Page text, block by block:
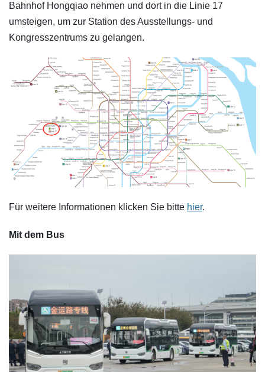
Bahnhof Hongqiao nehmen und dort in die Linie 17
umsteigen, um zur Station des Ausstellungs- und
Kongresszentrums zu gelangen.
Für weitere Informationen klicken Sie bitte hier.
Mit dem Bus